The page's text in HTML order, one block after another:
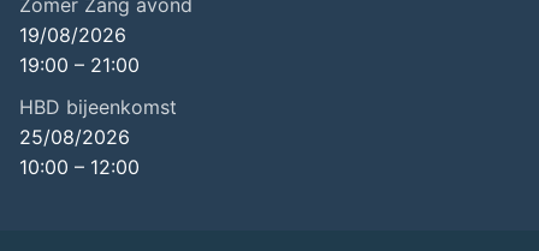
Zomer Zang avond
19/08/2026
19:00 – 21:00
HBD bijeenkomst
25/08/2026
10:00 – 12:00